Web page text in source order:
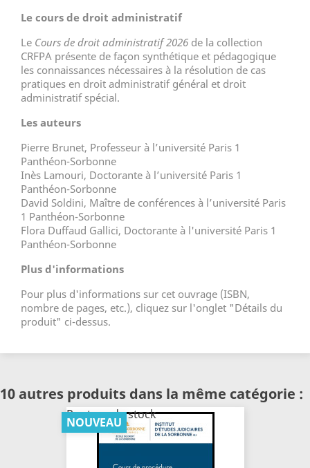
Le cours de droit administratif
Le Cours de droit administratif 2026 de la collection
CRFPA présente de façon synthétique et pédagogique
les connaissances nécessaires à la résolution de cas
pratiques en droit administratif général et droit
administratif spécial.
Les auteurs
Pierre Brunet, Professeur à l’université Paris 1
Panthéon-Sorbonne
Inès Lamouri, Doctorante à l’université Paris 1
Panthéon-Sorbonne
David Soldini, Maître de conférences à l’université Paris
1 Panthéon-Sorbonne
Flora Duffaud Gallici, Doctorante à l'université Paris 1
Panthéon-Sorbonne
Plus d'informations
Pour plus d'informations sur cet ouvrage (ISBN,
nombre de pages, etc.), cliquez sur l'onglet "Détails du
produit" ci-dessus.
10 autres produits dans la même catégorie :
NOUVEAU
Rupture de stock